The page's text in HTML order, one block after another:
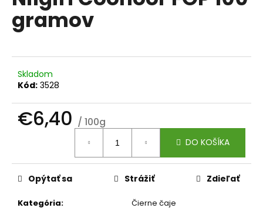
z
5
gramov
Skladom
Kód: 3528
€6,40 / 100g
DO KOŠÍKA
Kategória: Čierne čaje
Opýtať sa Strážiť Zdieľať
á
j
ť
?
d